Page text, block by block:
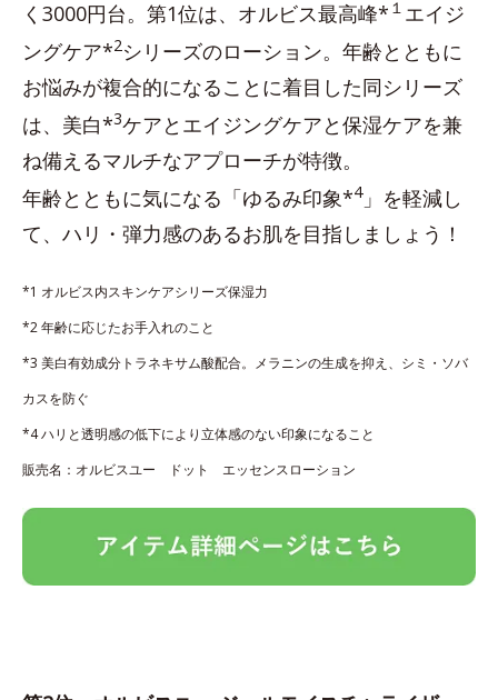
く3000円台。第1位は、オルビス最高峰* １ エイジ
ングケア*2シリーズのローション。年齢とともに
お悩みが複合的になることに着目した同シリーズ
は、美白*3ケアとエイジングケアと保湿ケアを兼
ね備えるマルチなアプローチが特徴。
年齢とともに気になる「ゆるみ印象*4」を軽減し
て、ハリ・弾力感のあるお肌を目指しましょう！
*1 オルビス内スキンケアシリーズ保湿力
*2 年齢に応じたお手入れのこと
*3 美白有効成分トラネキサム酸配合。メラニンの生成を抑え、シミ・ソバ
カスを防ぐ
*4 ハリと透明感の低下により立体感のない印象になること
販売名：オルビスユー ドット エッセンスローション